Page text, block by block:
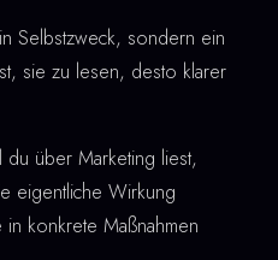
Selbstzweck, sondern ein
sie zu lesen, desto klarer
du über Marketing liest,
eigentliche Wirkung
konkrete Maßnahmen